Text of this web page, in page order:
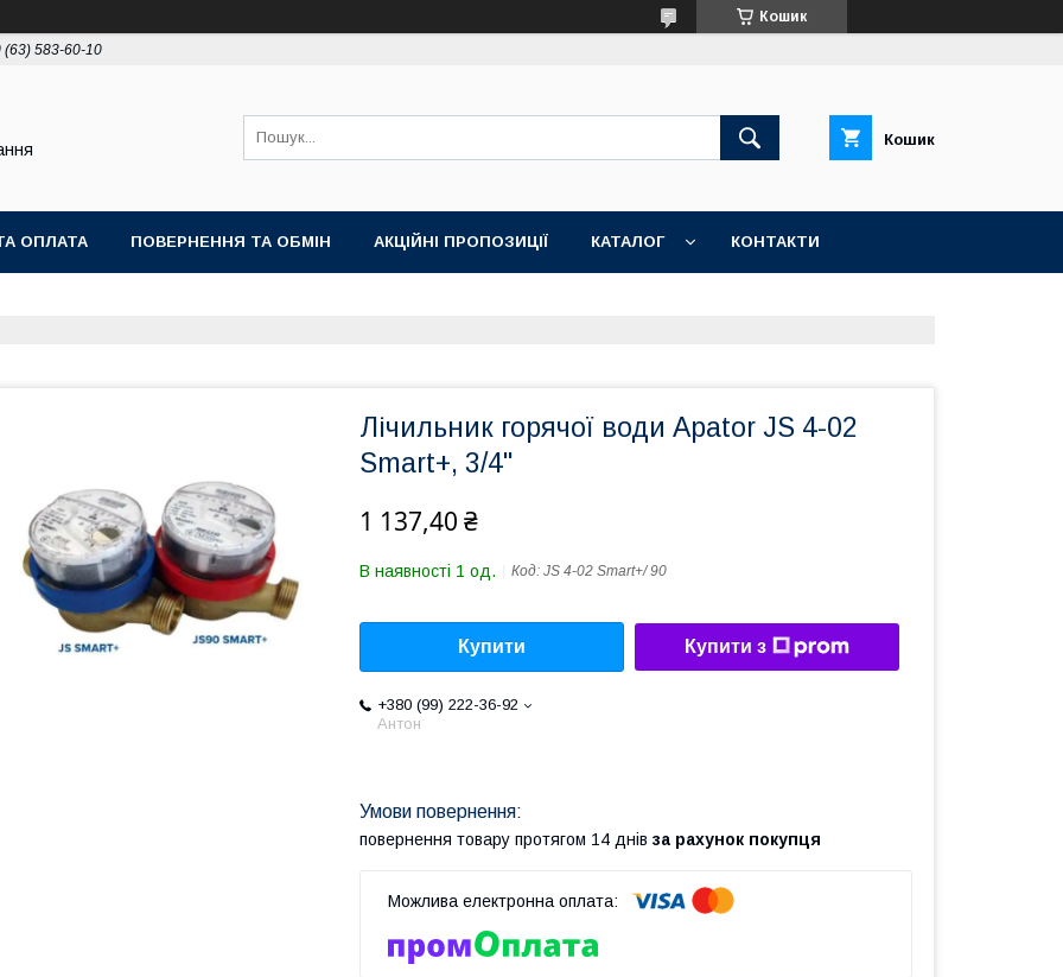
Кошик
(63) 583-60-10
Кошик
ОПЛАТА ПОВЕРНЕННЯ ТА ОБМІН АКЦІЙНІ ПРОПОЗИЦІЇ КАТАЛОГ КОНТАКТИ
Лічильник горячої води Apator JS 4-02
Smart+, 3/4''
1 137,40 ₴
В наявності 1 од. Код: JS 4-02 Smart+/ 90
Купити Купити з
+380 (99) 222-36-92
Антон
повернення товару протягом 14 днів за рахунок покупця